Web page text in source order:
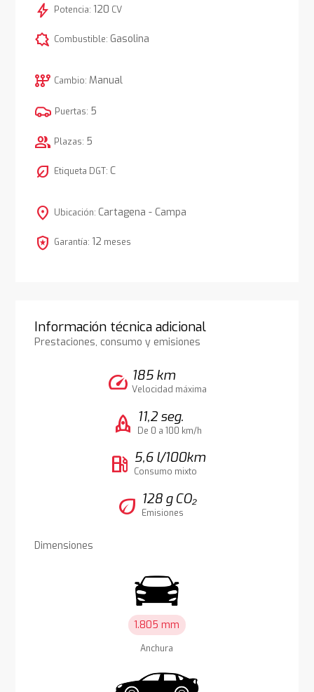
bolt Potencia: 120 CV
comic_bubble Combustible: Gasolina
auto_transmission Cambio: Manual
Puertas: 5
group Plazas: 5
nest_eco_leaf Etiqueta DGT: C
location_on Ubicación: Cartagena - Campa
local_police Garantía: 12 meses
Información técnica adicional
Prestaciones, consumo y emisiones
speed 185 km
Velocidad máxima
rocket 11,2 seg.
De 0 a 100 km/h
local_gas_station 5,6 l/100km
Consumo mixto
eco 128 g CO₂
Emisiones
Dimensiones
1.805 mm
Anchura